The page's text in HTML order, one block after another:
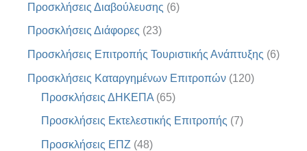
Προσκλήσεις Διαβούλευσης (6)
Προσκλήσεις Διάφορες (23)
Προσκλήσεις Επιτροπής Τουριστικής Ανάπτυξης (6)
Προσκλήσεις Καταργημένων Επιτροπών (120)
Προσκλήσεις ΔΗΚΕΠΑ (65)
Προσκλήσεις Εκτελεστικής Επιτροπής (7)
Προσκλήσεις ΕΠΖ (48)